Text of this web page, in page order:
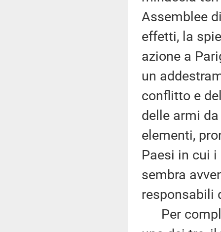
Assemblee
effetti, la
azione a
un
conflitto e
delle armi
elementi,
Paesi in cui
sembra
responsabili
Per